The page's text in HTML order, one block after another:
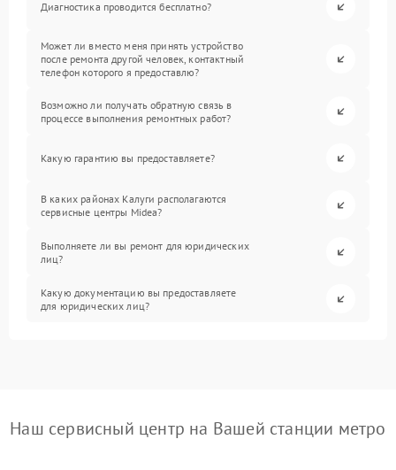
Диагностика проводится бесплатно?
Может ли вместо меня принять устройство
после ремонта другой человек, контактный
телефон которого я предоставлю?
Возможно ли получать обратную связь в
процессе выполнения ремонтных работ?
Какую гарантию вы предоставляете?
В каких районах Калуги располагаются
сервисные центры Midea?
Выполняете ли вы ремонт для юридических
лиц?
Какую документацию вы предоставляете
для юридических лиц?
Наш сервисный центр на Вашей станции метро